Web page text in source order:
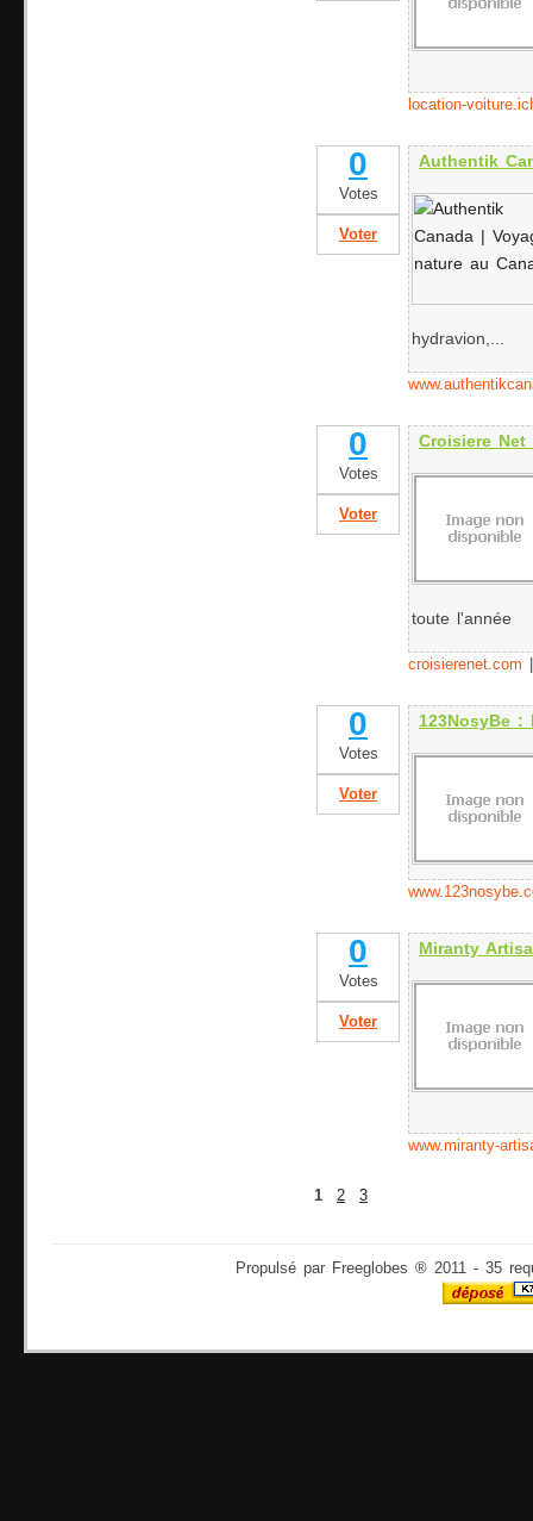
location-
0
Votes
Voter
Authentik
hydravion,...
0
Votes
Voter
Croisiere
toute l'année
croisierenet.com
0
Votes
Voter
123NosyBe
0
Votes
Voter
Miranty
www.miranty-
1 2 3
Propulsé par Freeglobes ® 2011 - 35